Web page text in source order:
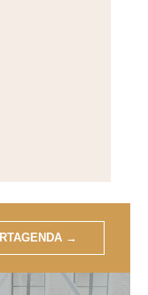
klinken
cellos) […]
→